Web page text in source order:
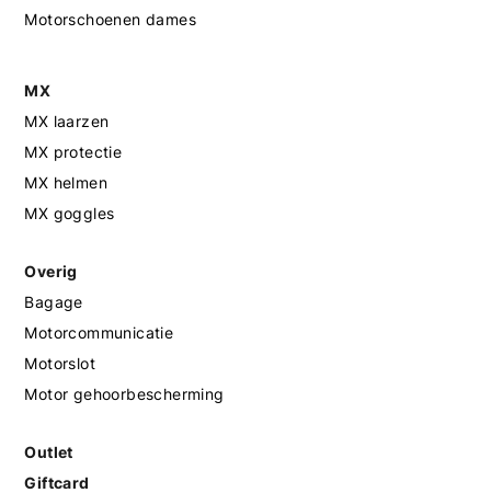
Motorschoenen dames
MX
MX laarzen
MX protectie
MX helmen
MX goggles
Overig
Bagage
Motorcommunicatie
Motorslot
Motor gehoorbescherming
Outlet
Giftcard